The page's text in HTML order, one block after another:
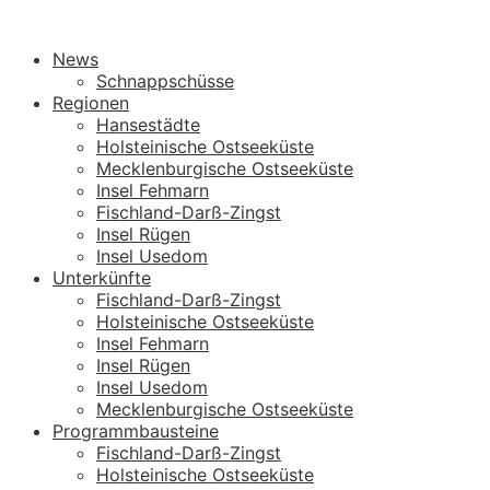
News
Schnappschüsse
Regionen
Hansestädte
Holsteinische Ostseeküste
Mecklenburgische Ostseeküste
Insel Fehmarn
Fischland-Darß-Zingst
Insel Rügen
Insel Usedom
Unterkünfte
Fischland-Darß-Zingst
Holsteinische Ostseeküste
Insel Fehmarn
Insel Rügen
Insel Usedom
Mecklenburgische Ostseeküste
Programmbausteine
Fischland-Darß-Zingst
Holsteinische Ostseeküste